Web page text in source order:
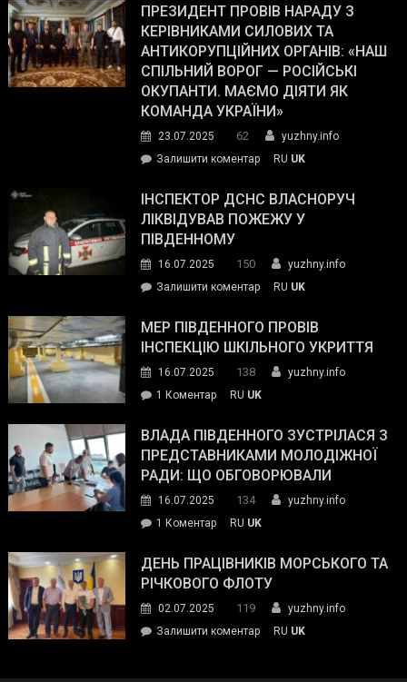
Street
Journal.
Південному
працівникам
ОПЗ
з
матеріального
резерву
гуманітарну
допомогу
ПРЕЗИДЕНТ ПРОВІВ НАРАДУ З
КЕРІВНИКАМИ СИЛОВИХ ТА
АНТИКОРУПЦІЙНИХ ОРГАНІВ: «НАШ
СПІЛЬНИЙ ВОРОГ — РОСІЙСЬКІ
ОКУПАНТИ. МАЄМО ДІЯТИ ЯК
КОМАНДА УКРАЇНИ»
23.07.2025 62
yuzhny.info
Залишити коментарon
провів
нараду
силових
та
органів:
«Наш
спільний
окупанти.
Маємо
діяти
команда
RU UK
ІНСПЕКТОР ДСНС ВЛАСНОРУЧ
ЛІКВІДУВАВ ПОЖЕЖУ У
ПІВДЕННОМУ
16.07.2025 150
yuzhny.info
Залишити коментарon
ДСНС
власноруч
пожежу
у
RU UK
МЕР ПІВДЕННОГО ПРОВІВ
ІНСПЕКЦІЮ ШКІЛЬНОГО УКРИТТЯ
16.07.2025 138
yuzhny.info
1 Коментардо
Південного
провів
інспекцію
укриття
RU UK
ВЛАДА ПІВДЕННОГО ЗУСТРІЛАСЯ З
ПРЕДСТАВНИКАМИ МОЛОДІЖНОЇ
РАДИ: ЩО ОБГОВОРЮВАЛИ
16.07.2025 134
yuzhny.info
1 Коментардо
Південного
зустрілася
представниками
молодіжної
RU UK
ДЕНЬ ПРАЦІВНИКІВ МОРСЬКОГО ТА
РІЧКОВОГО ФЛОТУ
02.07.2025 119
yuzhny.info
Залишити коментарon
RU UK